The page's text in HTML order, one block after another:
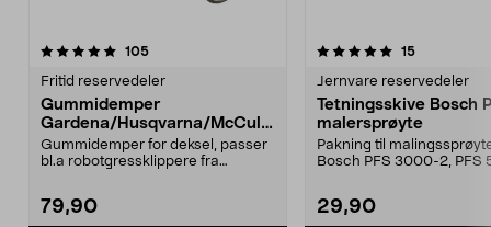
105anmeldelser
Fritid reservedeler
Gummidemper
Gardena/Husqvarna/McCullo
ch/Flymo
Gummidemper for deksel, passer
bl.a robotgressklippere fra
79,90
5.0 av 5 stjerner 15anmeldelser
Jernvare reservedeler
Tetningsskive Bosch
malersprøyte
Pakning til
Bosch PFS 3000-2, PFS
29,90
4.5 av 5 stjerner